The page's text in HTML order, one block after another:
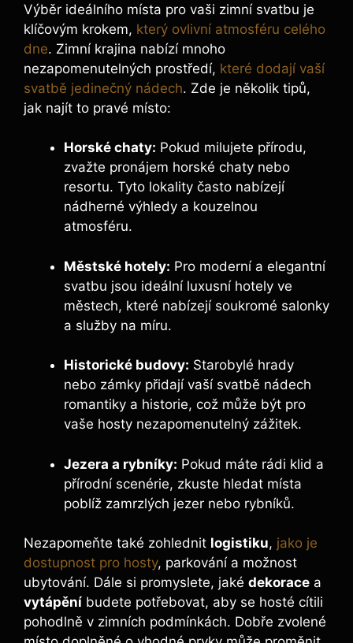
Výběr ideálního místa pro vaši zimní svatbu je
klíčovým krokem, který ovlivní atmosféru celého
dne. Zimní krajina nabízí mnoho
nezapomenutelných prostředí, které dodají vaší
svatbě jedinečný nádech. Zde je několik tipů,
jak najít to pravé místo:
Horské chaty: Pokud milujete přírodu,
zvažte pronájem horské chaty nebo
resortu. Tyto lokality často nabízejí
nádherné výhledy a kouzelnou
atmosféru.
Městské hotely: Pro moderní a elegantní
svatbu jsou ideální luxusní hotely ve
městech, které nabízejí soukromé salonky
a služby na míru.
Historické budovy: Starobylé hrady
nebo zámky přidají vaší svatbě nádech
romantiky a historie, což může být pro
vaše hosty nezapomenutelný zážitek.
Jezera a rybníky: Pokud máte rádi klid a
přírodní scenérie, zkuste hledat místa
poblíž zamrzlých jezer nebo rybníků.
Nezapomeňte také zohlednit logistiku, jako je
dostupnost pro hosty, parkování a možnost
ubytování. Dále si promyslete, jaké dekorace a
vytápění budete potřebovat, aby se hosté cítili
pohodlně v zimních podmínkách. Dobře zvolené